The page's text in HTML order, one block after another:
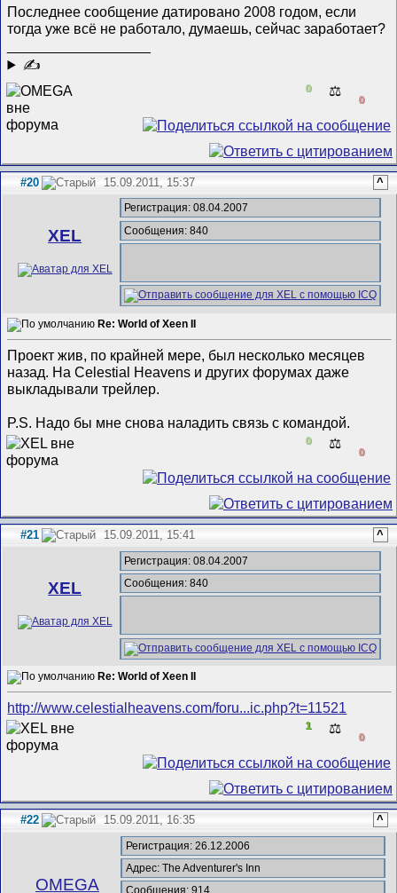
Последнее сообщение датировано 2008 годом, если
тогда уже всё не работало, думаешь, сейчас заработает?
✍
0 ⚖️
0
#20 15.09.2011, 15:37 ^
XEL
Регистрация: 08.04.2007
Сообщения: 840
Re: World of Xeen II
Проект жив, по крайней мере, был несколько месяцев
назад. На Celestial Heavens и других форумах даже
выкладывали трейлер.
P.S. Надо бы мне снова наладить связь с командой.
0 ⚖️
0
#21 15.09.2011, 15:41 ^
XEL
Регистрация: 08.04.2007
Сообщения: 840
Re: World of Xeen II
http://www.celestialheavens.com/foru...ic.php?t=11521
1 ⚖️
0
#22 15.09.2011, 16:35 ^
ОMEGA
Регистрация: 26.12.2006
Адрес: The Adventurer's Inn